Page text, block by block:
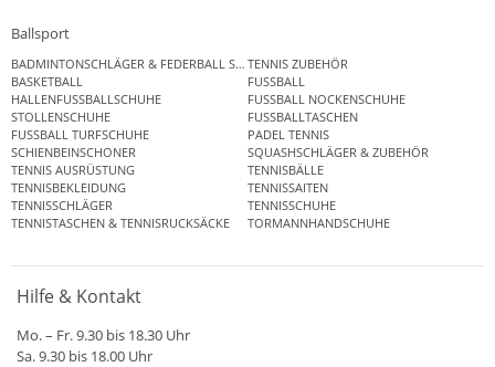
Ballsport
BADMINTONSCHLÄGER & FEDERBALL SETSTENNIS ZUBEHÖR
BASKETBALL
FUSSBALL
HALLENFUSSBALLSCHUHE
FUSSBALL NOCKENSCHUHE
STOLLENSCHUHE
FUSSBALLTASCHEN
FUSSBALL TURFSCHUHE
PADEL TENNIS
SCHIENBEINSCHONER
SQUASHSCHLÄGER & ZUBEHÖR
TENNIS AUSRÜSTUNG
TENNISBÄLLE
TENNISBEKLEIDUNG
TENNISSAITEN
TENNISSCHLÄGER
TENNISSCHUHE
TENNISTASCHEN & TENNISRUCKSÄCKE
TORMANNHANDSCHUHE
Hilfe & Kontakt
Mo. – Fr. 9.30 bis 18.30 Uhr
Sa. 9.30 bis 18.00 Uhr